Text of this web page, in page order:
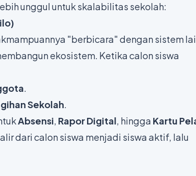
unggul untuk skalabilitas sekolah:
"berbicara" dengan sistem
ekosistem. Ketika calon siswa
.
Sekolah.
Absensi, Rapor Digital, hingga Kartu
dari calon siswa menjadi siswa aktif, lalu